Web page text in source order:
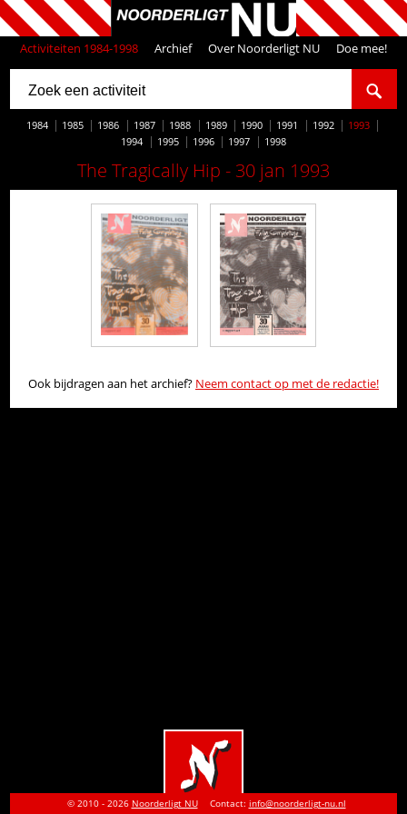
Activiteiten 1984-1998 Archief Over Noorderligt NU Doe mee!
1984 1985 1986 1987 1988 1989 1990 1991 1992
1993
1994
1995 1996 1997 1998
The Tragically Hip - 30 jan 1993
Ook bijdragen aan het archief? Neem contact op met de redactie!
© 2010 - 2026 Noorderligt NU Contact: info@noorderligt-nu.nl